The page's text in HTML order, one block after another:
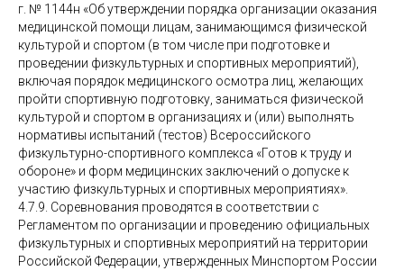
г. № 1144н «Об утверждении порядка организации оказания
медицинской помощи лицам, занимающимся физической
культурой и спортом (в том числе при подготовке и
проведении физкультурных и спортивных мероприятий),
включая порядок медицинского осмотра лиц, желающих
пройти спортивную подготовку, заниматься физической
культурой и спортом в организациях и (или) выполнять
нормативы испытаний (тестов) Всероссийского
физкультурно-спортивного комплекса «Готов к труду и
обороне» и форм медицинских заключений о допуске к
участию физкультурных и спортивных мероприятиях».
4.7.9. Соревнования проводятся в соответствии с
Регламентом по организации и проведению официальных
физкультурных и спортивных мероприятий на территории
Российской Федерации, утвержденных Минспортом России